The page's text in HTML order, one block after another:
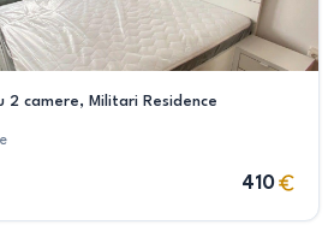
2 camere, Militari Residence
410